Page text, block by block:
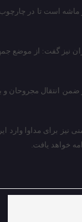
ماشه است تا در
نیز گفت: از موضع
انتقال مجروحان و
نیز برای مداوا
خواهد یافت.